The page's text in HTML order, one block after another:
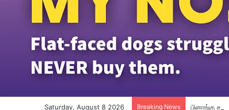
Saturday, August 8 2026 Breaking News பினாங்கு